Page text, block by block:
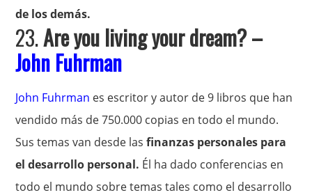
de los demás.
23.Are you living your dream? –
John Fuhrman
John Fuhrman es escritor y autor de 9 libros que han
vendido más de 750.000 copias en todo el mundo.
Sus temas van desde lasfinanzas personales para
el desarrollo personal. Él ha dado conferencias en
todo el mundo sobre temas tales como el desarrollo